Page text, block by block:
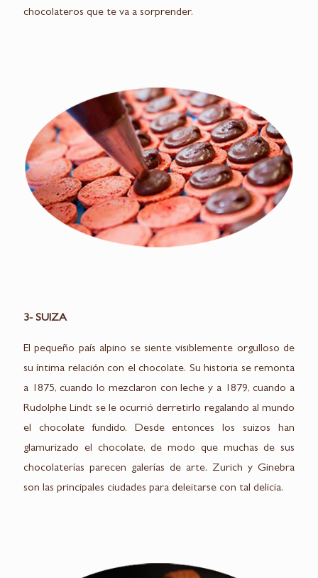
chocolateros que te va a sorprender.
3- SUIZA
El pequeño país alpino se siente visiblemente orgulloso de
su íntima relación con el chocolate. Su historia se remonta
a 1875, cuando lo mezclaron con leche y a 1879, cuando a
Rudolphe Lindt se le ocurrió derretirlo regalando al mundo
el chocolate fundido. Desde entonces los suizos han
glamurizado el chocolate, de modo que muchas de sus
chocolaterías parecen galerías de arte. Zurich y Ginebra
son las principales ciudades para deleitarse con tal delicia.